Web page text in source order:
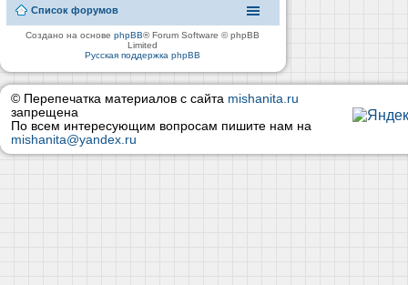
Список форумов
Создано на основеphpBB® Forum Software © phpBB
Limited
Русская поддержка phpBB
© Перепечатка материалов с сайта mishanita.ru
запрещена
По всем интересующим вопросам пишите нам на
mishanita@yandex.ru